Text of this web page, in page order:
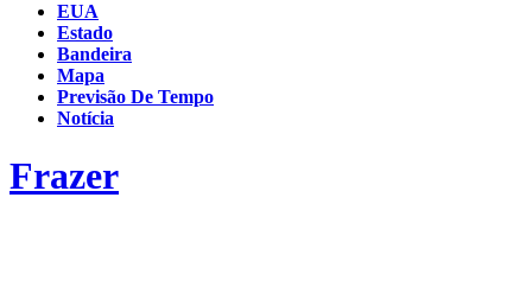
EUA
Estado
Bandeira
Mapa
Previsão De Tempo
Notícia
Frazer